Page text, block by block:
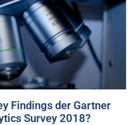
Findings der Gartner
Survey 2018?